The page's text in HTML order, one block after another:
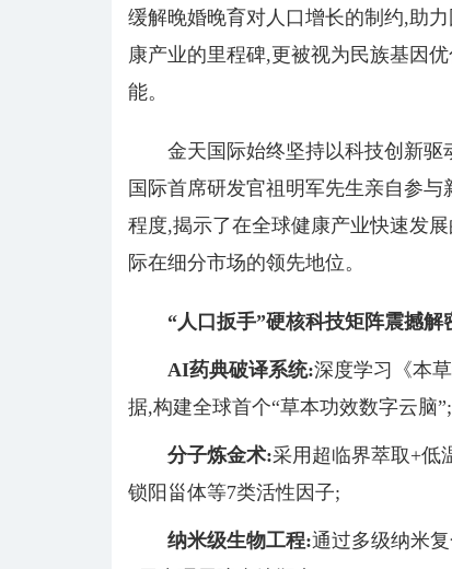
缓解晚婚晚育对人口增长的制约,助
康产业的里程碑,更被视为民族基因
能。
金天国际始终坚持以科技创新
国际首席研发官祖明军先生亲自参
程度,揭示了在全球健康产业快速发
际在细分市场的领先地位。
“人口扳手”硬核科技矩阵震撼解
AI药典破译系统:深度学习《本
据,构建全球首个“草本功效数字云脑”;
分子炼金术:采用超临界萃取+低
锁阳甾体等7类活性因子;
纳米级生物工程:通过多级纳米